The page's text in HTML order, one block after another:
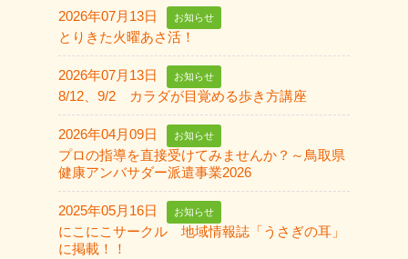
2026年07月13日 お知らせ
とりきた火曜あさ活！
2026年07月13日 お知らせ
8/12、9/2 カラダが目覚める歩き方講座
2026年04月09日 お知らせ
プロの指導を直接受けてみませんか？～鳥取県
健康アンバサダー派遣事業2026
2025年05月16日 お知らせ
にこにこサークル 地域情報誌「うさぎの耳」
に掲載！！